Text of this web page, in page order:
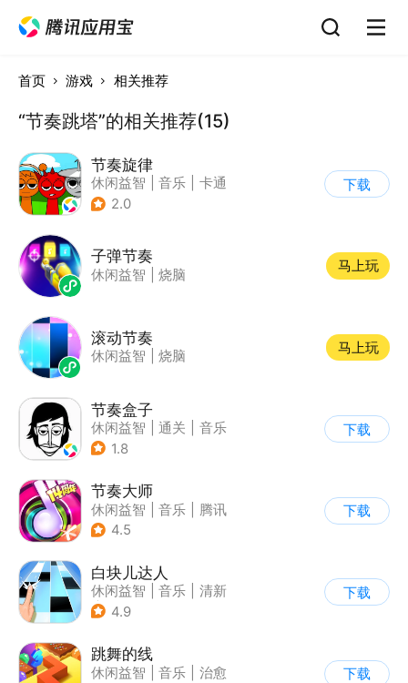
首页 游戏 相关推荐
“节奏跳塔”的相关推荐(15)
节奏旋律
休闲益智 音乐
卡通
2.0
下载
子弹节奏
休闲益智 烧脑
马上玩
滚动节奏
休闲益智 烧脑
马上玩
节奏盒子
休闲益智 通关
音乐
1.8
下载
节奏大师
休闲益智 音乐
腾讯
4.5
下载
白块儿达人
休闲益智 音乐
清新
| 多比特
4.9
下载
跳舞的线
休闲益智 音乐
治愈
下载